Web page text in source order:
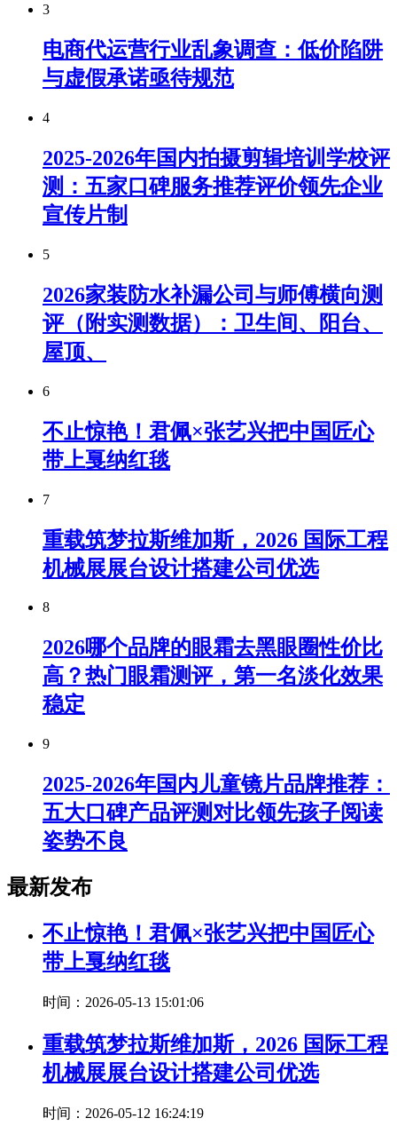
3
电商代运营行业乱象调查：低价陷阱
与虚假承诺亟待规范
4
2025-2026年国内拍摄剪辑培训学校评
测：五家口碑服务推荐评价领先企业
宣传片制
5
2026家装防水补漏公司与师傅横向测
评（附实测数据）：卫生间、阳台、
屋顶、
6
不止惊艳！君佩×张艺兴把中国匠心
带上戛纳红毯
7
重载筑梦拉斯维加斯，2026 国际工程
机械展展台设计搭建公司优选
8
2026哪个品牌的眼霜去黑眼圈性价比
高？热门眼霜测评，第一名淡化效果
稳定
9
2025-2026年国内儿童镜片品牌推荐：
五大口碑产品评测对比领先孩子阅读
姿势不良
最新发布
不止惊艳！君佩×张艺兴把中国匠心
带上戛纳红毯
时间：2026-05-13 15:01:06
重载筑梦拉斯维加斯，2026 国际工程
机械展展台设计搭建公司优选
时间：2026-05-12 16:24:19